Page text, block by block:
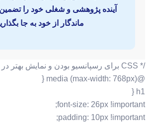
آینده پژوهشی و شغلی خود را تضمین
ماندگار از خود به جا
/* CSS برای رسپانسیو بودن و نمایش بهتر در انواع دستگاه‌ها */
@media (max-width: 768px) {
h1 {
font-size: 26px !important;
padding: 10px !important;